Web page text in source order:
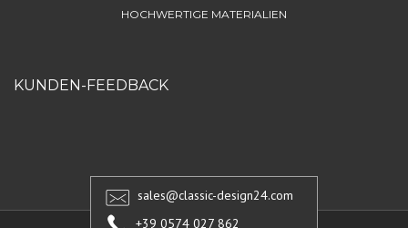
HOCHWERTIGE MATERIALIEN
KUNDEN-FEEDBACK
sales@classic-design24.com
+39 0574 027 862